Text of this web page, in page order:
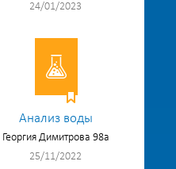
24/01/2023
Анализ воды
Георгия Димитрова 98а
25/11/2022